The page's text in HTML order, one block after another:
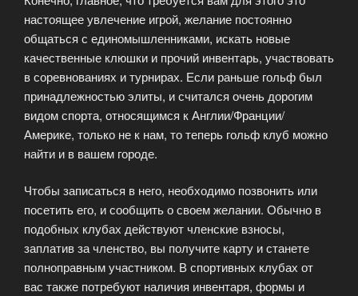
настоящее увлечение игрой, желание постоянно
общаться с единомышленниками, искать новые
качественные клюшки и прочий инвентарь, участвовать
в соревнованиях и турнирах. Если раньше гольф был
принадлежностью элиты, и считался очень дорогим
видом спорта, относящимся к Англии/Франции/
Америке, только не к нам, то теперь гольф клуб можно
найти и в вашем городе.
Чтобы записаться в него, необходимо позвонить или
посетить его, и сообщить о своем желании. Обычно в
подобных клубах действуют членские взносы,
заплатив за членство, вы получите карту и станете
полноправным участником. В спортивных клубах от
вас также потребуют наличия инвентаря, формы и